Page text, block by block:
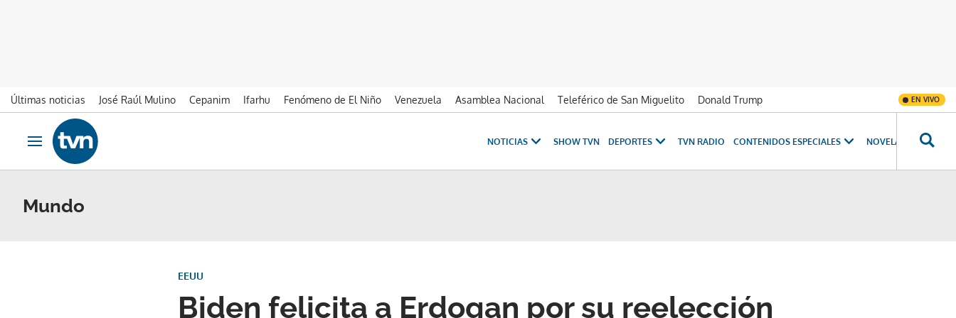
Últimas noticias José Raúl Mulino Cepanim Ifarhu Fenómeno de El Niño Venezuela Asamblea Nacional Teleférico de San Miguelito Donald Trump EN VIVO
Ir al contenido
Obrir navegació
NOTICIAS SHOW TVN DEPORTES TVN RADIO CONTENIDOS ESPECIALES NOVELAS
Mundo
Biden felicita a Erdogan por su reelección
EEUU